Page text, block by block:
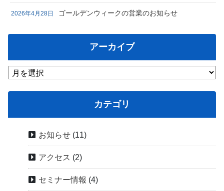
ゴールデンウィークの営業のお知らせ
2026年4月28日
アーカイブ
カテゴリ
お知らせ (11)
アクセス (2)
セミナー情報 (4)